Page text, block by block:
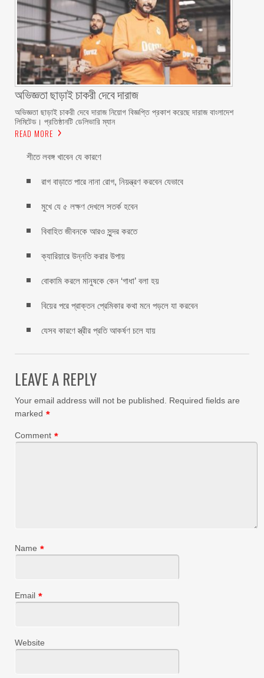
অভিজ্ঞতা ছাড়াই চাকরী দেবে দারাজ
অভিজ্ঞতা ছাড়াই চাকরী দেবে দারাজ নিয়োগ বিজ্ঞপ্তি প্রকাশ করেছে দারাজ বাংলাদেশ
লিমিটেড। প্রতিষ্ঠানটি ডেলিভারি ম্যান
READ MORE
শীতে লবঙ্গ খাবেন যে কারণে
রাগ বাড়াতে পারে নানা রোগ, নিয়ন্ত্রণ করবেন যেভাবে
মুখে যে ৫ লক্ষণ দেখলে সতর্ক হবেন
বিবাহিত জীবনকে আরও সুন্দর করতে
ক্যারিয়ারে উন্নতি করার উপায়
বোকামি করলে মানুষকে কেন ‘গাধা’ বলা হয়
বিয়ের পরে প্রাক্তন প্রেমিকার কথা মনে পড়লে যা করবেন
যেসব কারণে স্ত্রীর প্রতি আকর্ষণ চলে যায়
LEAVE A REPLY
Your email address will not be published.
Required fields are
marked *
Comment *
Name *
Email *
Website